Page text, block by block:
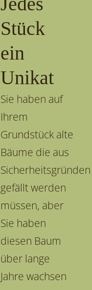
Stück
ein
Unikat
Sie haben auf
Ihrem
Grundstück alte
Bäume die aus
Sicherheitsgründen
gefällt werden
müssen, aber
Sie haben
diesen Baum
über lange
Jahre wachsen